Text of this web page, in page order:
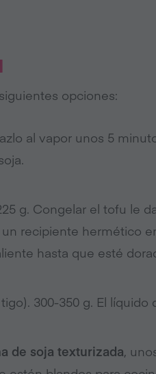
opciones:
al vapor unos 5
g. Congelar el tofu le
recipiente hermético
hasta que esté
300-350 g. El
de soja texturizada,